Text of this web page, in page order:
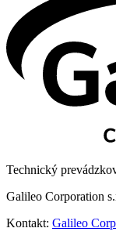
Technický
Galileo Corporation
Kontakt: Galileo